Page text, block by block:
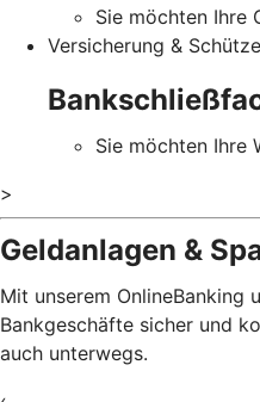
Sie möchten Ihre
Versicherung &
Sie möchten Ihre
>
Geldanlagen &
Mit unserem OnlineBanking
Bankgeschäfte sicher und
auch unterwegs.